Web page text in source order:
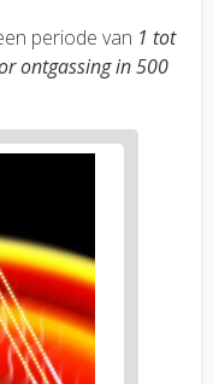
periode van 1 tot
ontgassing in 500